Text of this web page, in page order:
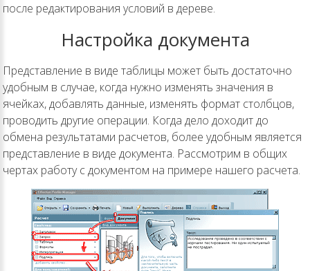
после редактирования условий в дереве.
Настройка документа
Представление в виде таблицы может быть достаточно
удобным в случае, когда нужно изменять значения в
ячейках, добавлять данные, изменять формат столбцов,
проводить другие операции. Когда дело доходит до
обмена результатами расчетов, более удобным является
представление в виде документа. Рассмотрим в общих
чертах работу с документом на примере нашего расчета.